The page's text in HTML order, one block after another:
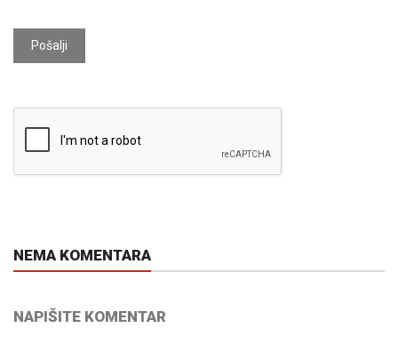
Pošalji
NEMA KOMENTARA
NAPIŠITE KOMENTAR